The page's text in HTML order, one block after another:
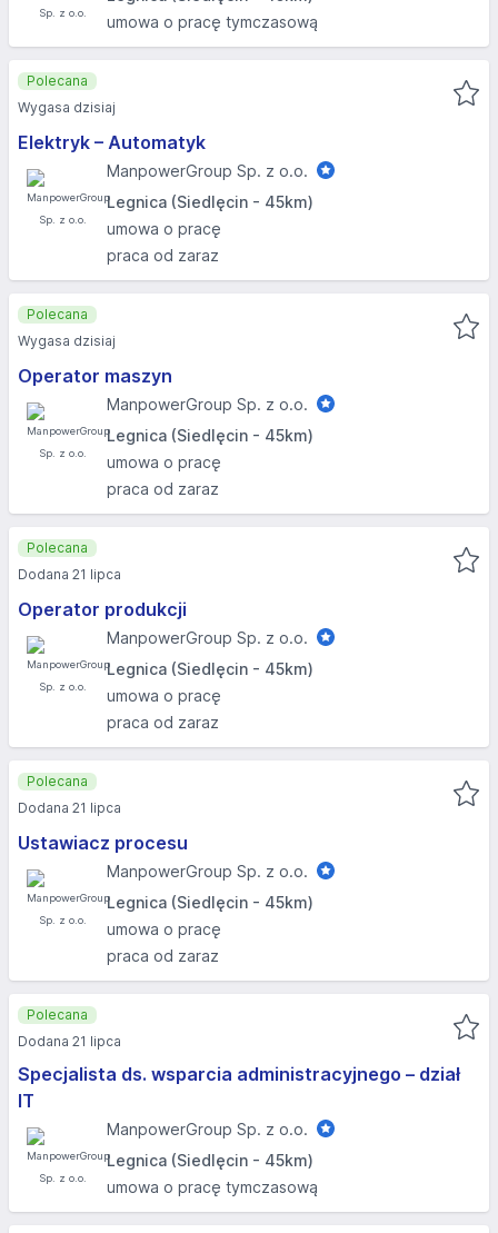
umowa o pracę tymczasową
Elektryk – Automatyk
ManpowerGroup Sp. z o.o.
Legnica (Siedlęcin - 45km)
umowa o pracę
praca od zaraz
Polecana
Wygasa dzisiaj
Operator maszyn
ManpowerGroup Sp. z o.o.
Legnica (Siedlęcin - 45km)
umowa o pracę
praca od zaraz
Polecana
Wygasa dzisiaj
Operator produkcji
ManpowerGroup Sp. z o.o.
Legnica (Siedlęcin - 45km)
umowa o pracę
praca od zaraz
Polecana
Dodana 21 lipca
Ustawiacz procesu
ManpowerGroup Sp. z o.o.
Legnica (Siedlęcin - 45km)
umowa o pracę
praca od zaraz
Polecana
Dodana 21 lipca
Specjalista ds. wsparcia administracyjnego – dział
IT
ManpowerGroup Sp. z o.o.
Legnica (Siedlęcin - 45km)
umowa o pracę tymczasową
Polecana
Dodana 21 lipca